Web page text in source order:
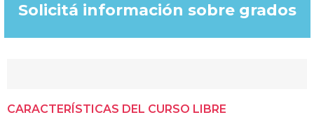
Solicitá información sobre grados​
CARACTERÍSTICAS DEL CURSO LIBRE